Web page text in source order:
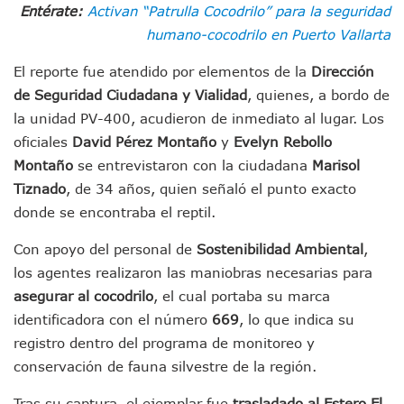
Munguía Es El Sexto Mejor Alcalde De Jalisco, Según
ATM Incorpora 20 Nuevos Camiones Al Corredor Bahía
Avenida Federación En Puerto Vallarta Registra 80% De
Caída De “El Mencho” Elevó Percepción De Inseguridad
Morenistas Imparten Taller En Puerto Vallarta
CEDHJ Señala Violaciones A Derechos De Víctima De
Ayutla Bajo Investigación Tras Reporte De Posible
Maleza Crece En Camellones De La Principal Avenida
Lluvias E Inundaciones No Detienen El Transporte Público
Entregan Aparato Auditivo A Don Juan Ramírez En Puerto
Juan Carlos Castro Realiza Asamblea Informativa En La
Huracán En Formación Podría Generar Oleaje Elevado En
Viajar A Puerto Vallarta Este Verano Puede Costar Hasta
Buscan Reducir Riesgos Por Cocodrilos En Playas De
Plantean “Ley Don Juanito” Al Diputado Federal Bruno
Vecinos De La Playita Reciben A Juan Carlos Castro
Entérate: Activan “Patrulla Cocodrilo” para la seguridad
humano-cocodrilo en Puerto Vallarta
El reporte fue atendido por elementos de la Dirección
de Seguridad Ciudadana y Vialidad, quienes, a bordo de
la unidad PV-400, acudieron de inmediato al lugar. Los
oficiales David Pérez Montaño y Evelyn Rebollo
Montaño se entrevistaron con la ciudadana Marisol
Tiznado, de 34 años, quien señaló el punto exacto
donde se encontraba el reptil.
Con apoyo del personal de Sostenibilidad Ambiental,
los agentes realizaron las maniobras necesarias para
asegurar al cocodrilo, el cual portaba su marca
identificadora con el número 669, lo que indica su
registro dentro del programa de monitoreo y
conservación de fauna silvestre de la región.